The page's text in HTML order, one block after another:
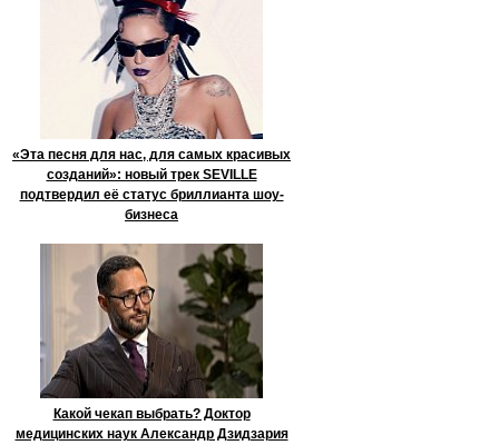
«Эта песня для нас, для самых красивых
созданий»: новый трек SEVILLE
подтвердил её статус бриллианта шоу-
бизнеса
Какой чекап выбрать? Доктор
медицинских наук Александр Дзидзария